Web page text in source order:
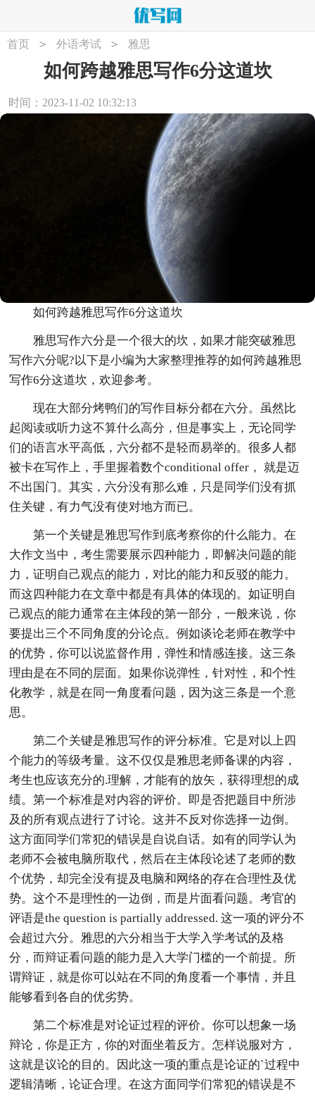
首页 > 外语考试 > 雅思
如何跨越雅思写作6分这道坎
时间：2023-11-02 10:32:13
如何跨越雅思写作6分这道坎
雅思写作六分是一个很大的坎，如果才能突破雅思
写作六分呢?以下是小编为大家整理推荐的如何跨越雅思
写作6分这道坎，欢迎参考。
现在大部分烤鸭们的写作目标分都在六分。虽然比
起阅读或听力这不算什么高分，但是事实上，无论同学
们的语言水平高低，六分都不是轻而易举的。很多人都
被卡在写作上，手里握着数个conditional offer， 就是迈
不出国门。其实，六分没有那么难，只是同学们没有抓
住关键，有力气没有使对地方而已。
第一个关键是雅思写作到底考察你的什么能力。在
大作文当中，考生需要展示四种能力，即解决问题的能
力，证明自己观点的能力，对比的能力和反驳的能力。
而这四种能力在文章中都是有具体的体现的。如证明自
己观点的能力通常在主体段的第一部分，一般来说，你
要提出三个不同角度的分论点。例如谈论老师在教学中
的优势，你可以说监督作用，弹性和情感连接。这三条
理由是在不同的层面。如果你说弹性，针对性，和个性
化教学，就是在同一角度看问题，因为这三条是一个意
思。
第二个关键是雅思写作的评分标准。它是对以上四
个能力的等级考量。这不仅仅是雅思老师备课的内容，
考生也应该充分的.理解，才能有的放矢，获得理想的成
绩。第一个标准是对内容的评价。即是否把题目中所涉
及的所有观点进行了讨论。这并不反对你选择一边倒。
这方面同学们常犯的错误是自说自话。如有的同学认为
老师不会被电脑所取代，然后在主体段论述了老师的数
个优势，却完全没有提及电脑和网络的存在合理性及优
势。这个不是理性的一边倒，而是片面看问题。考官的
评语是the question is partially addressed. 这一项的评分不
会超过六分。雅思的六分相当于大学入学考试的及格
分，而辩证看问题的能力是入大学门槛的一个前提。所
谓辩证，就是你可以站在不同的角度看一个事情，并且
能够看到各自的优劣势。
第二个标准是对论证过程的评价。你可以想象一场
辩论，你是正方，你的对面坐着反方。怎样说服对方，
这就是议论的目的。因此这一项的重点是论证的`过程中
逻辑清晰，论证合理。在这方面同学们常犯的错误是不